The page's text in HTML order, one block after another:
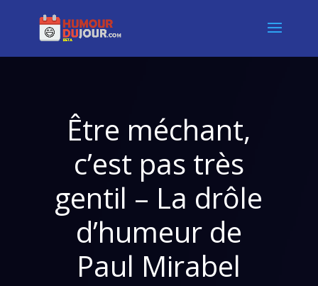
Être méchant,
c’est pas très
gentil – La drôle
d’humeur de
Paul Mirabel